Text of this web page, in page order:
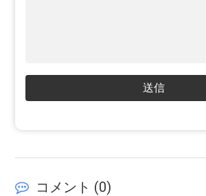
送信
コメント (0)